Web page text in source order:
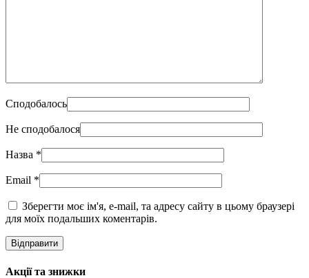
Сподобалось
Не сподобалося
Назва *
Email *
Зберегти моє ім'я, e-mail, та адресу сайту в цьому браузері
для моїх подальших коментарів.
Акції та знижки